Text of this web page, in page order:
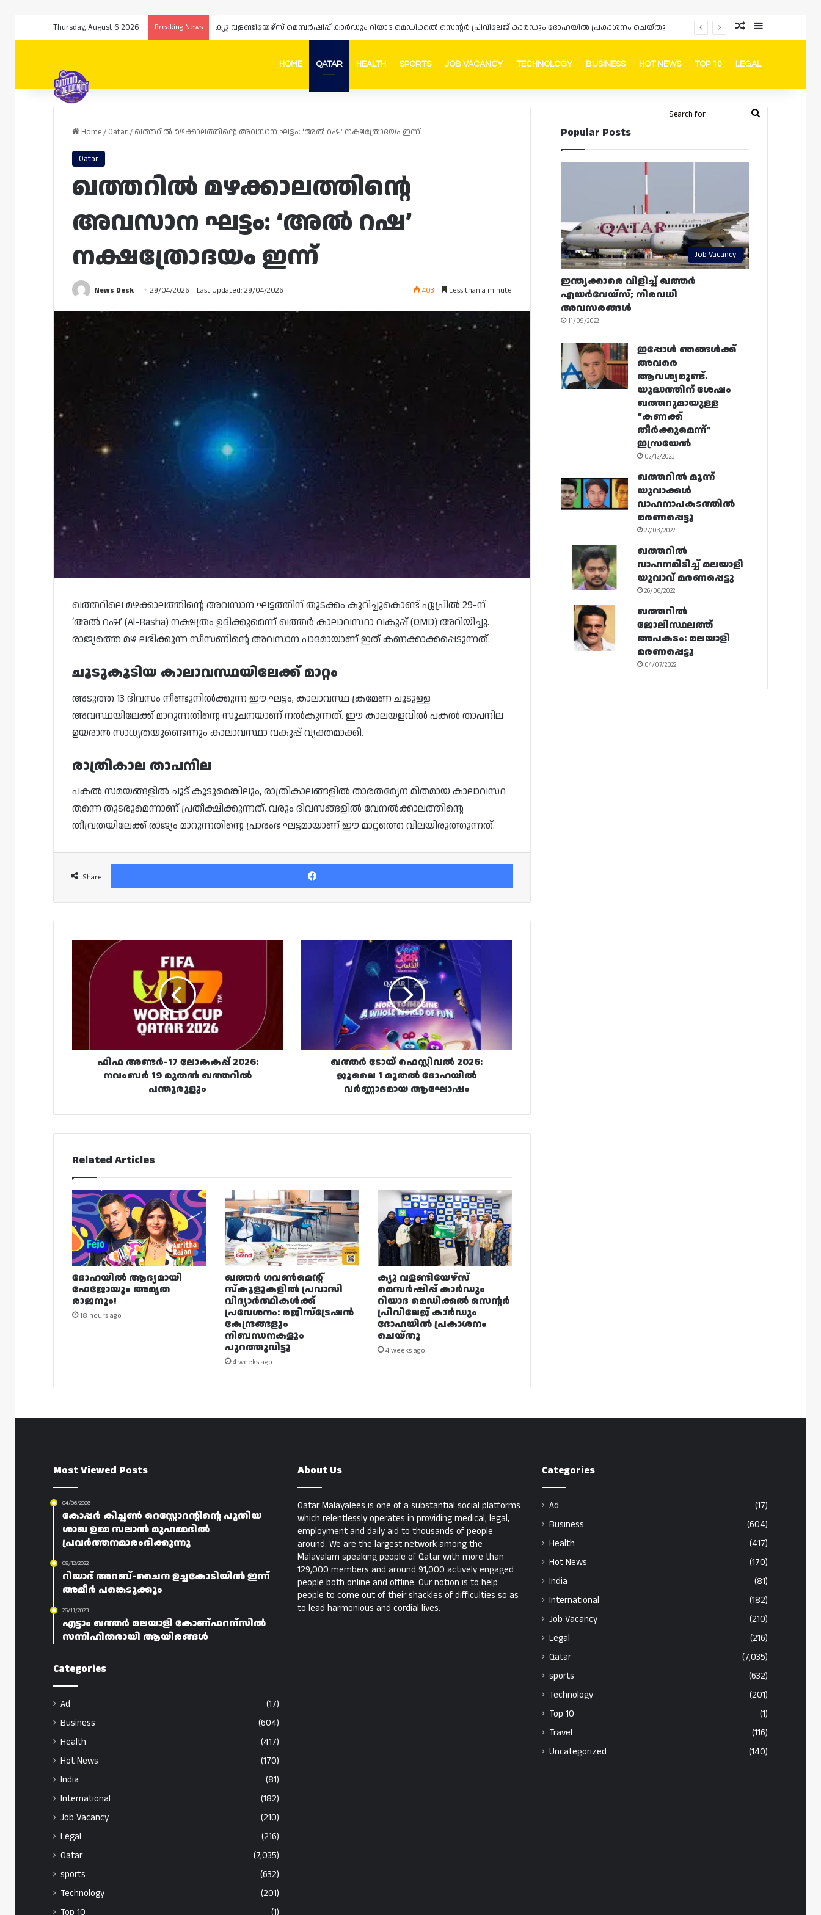
Thursday, August 6 2026 Breaking News ക്യു വളണ്ടിയേഴ്‌സ് മെമ്പർഷിപ്പ് കാർഡും റിയാദ മെഡിക്കൽ സെന്റർ പ്രിവിലേജ് കാർഡും ദോഹയിൽ പ്രകാശനം ചെയ്തു Random Article
Sidebar
HOME QATAR HEALTH SPORTS JOB VACANCY TECHNOLOGY BUSINESS HOT NEWS TOP 10 LEGAL
FacebookInstagram
Telegram
Whatsapp Random Article
Switch skin
Search
Home/ Qatar/ ഖത്തറിൽ മഴക്കാലത്തിന്റെ അവസാന ഘട്ടം: ‘അൽ റഷ’ നക്ഷത്രോദയം ഇന്ന്
Qatar
ഖത്തറിൽ മഴക്കാലത്തിന്റെ
അവസാന ഘട്ടം: ‘അൽ റഷ’
നക്ഷത്രോദയം ഇന്ന്
News Desk 29/04/2026 Last Updated: 29/04/2026 403 Less than a minute
ഖത്തറിലെ മഴക്കാലത്തിന്റെ അവസാന ഘട്ടത്തിന് തുടക്കം കുറിച്ചുകൊണ്ട് ഏപ്രിൽ 29-ന്
‘അൽ റഷ’ (Al-Rasha) നക്ഷത്രം ഉദിക്കുമെന്ന് ഖത്തർ കാലാവസ്ഥാ വകുപ്പ് (QMD) അറിയിച്ചു.
രാജ്യത്തെ മഴ ലഭിക്കുന്ന സീസണിന്റെ അവസാന പാദമായാണ് ഇത് കണക്കാക്കപ്പെടുന്നത്.
ചൂടുകൂടിയ കാലാവസ്ഥയിലേക്ക് മാറ്റം
അടുത്ത 13 ദിവസം നീണ്ടുനിൽക്കുന്ന ഈ ഘട്ടം, കാലാവസ്ഥ ക്രമേണ ചൂടുള്ള
അവസ്ഥയിലേക്ക് മാറുന്നതിന്റെ സൂചനയാണ് നൽകുന്നത്. ഈ കാലയളവിൽ പകൽ താപനില
ഉയരാൻ സാധ്യതയുണ്ടെന്നും കാലാവസ്ഥാ വകുപ്പ് വ്യക്തമാക്കി.
രാത്രികാല താപനില
പകൽ സമയങ്ങളിൽ ചൂട് കൂടുമെങ്കിലും, രാത്രികാലങ്ങളിൽ താരതമ്യേന മിതമായ കാലാവസ്ഥ
തന്നെ തുടരുമെന്നാണ് പ്രതീക്ഷിക്കുന്നത്. വരും ദിവസങ്ങളിൽ വേനൽക്കാലത്തിന്റെ
തീവ്രതയിലേക്ക് രാജ്യം മാറുന്നതിന്റെ പ്രാരംഭ ഘട്ടമായാണ് ഈ മാറ്റത്തെ വിലയിരുത്തുന്നത്.
Share
Facebook
അണ്ടർ-17
ലോകകപ്പ്
2026:
പന്തുരുളും
ഫിഫ അണ്ടർ-17 ലോകകപ്പ് 2026:
നവംബർ 19 മുതൽ ഖത്തറിൽ
പന്തുരുളും
ദോഹയിൽ
വർണ്ണാഭമായ
ആഘോഷംഖത്തർ ടോയ് ഫെസ്റ്റിവൽ 2026:
ജൂലൈ 1 മുതൽ ദോഹയിൽ
വർണ്ണാഭമായ ആഘോഷം
Related Articles
ദോഹയിൽ ആദ്യമായി
ഫേജോയും അമൃത
രാജനും!
18 hours ago
ഖത്തർ ഗവൺമെന്റ്
സ്കൂളുകളിൽ പ്രവാസി
വിദ്യാർത്ഥികൾക്ക്
പ്രവേശനം: രജിസ്ട്രേഷൻ
കേന്ദ്രങ്ങളും
നിബന്ധനകളും
പുറത്തുവിട്ടു
4 weeks ago
ക്യു വളണ്ടിയേഴ്‌സ്
മെമ്പർഷിപ്പ് കാർഡും
റിയാദ മെഡിക്കൽ സെന്റർ
പ്രിവിലേജ് കാർഡും
ദോഹയിൽ പ്രകാശനം
ചെയ്തു
4 weeks ago
Popular Posts
Job Vacancy
ഇന്ത്യക്കാരെ വിളിച്ച് ഖത്തർ
എയർവേയ്‌സ്; നിരവധി
അവസരങ്ങൾ
11/09/2022
ഇപ്പോൾ ഞങ്ങൾക്ക്
അവരെ
ആവശ്യമുണ്ട്.
യുദ്ധത്തിന് ശേഷം
ഖത്തറുമായുള്ള
“കണക്ക്
തീർക്കുമെന്ന്”
ഇസ്രയേൽ
02/12/2023
ഖത്തറിൽ മൂന്ന്
യുവാക്കൾ
വാഹനാപകടത്തിൽ
മരണപ്പെട്ടു
27/03/2022
ഖത്തറിൽ
വാഹനമിടിച്ച് മലയാളി
യുവാവ് മരണപ്പെട്ടു
26/06/2022
ഖത്തറിൽ
ജോലിസ്ഥലത്ത്
അപകടം: മലയാളി
മരണപ്പെട്ടു
04/07/2022
Most Viewed Posts
04/06/2026
കോപ്പർ കിച്ചൺ റെസ്റ്റോറന്റിന്റെ പുതിയ
ശാഖ ഉമ്മ സലാൽ മുഹമ്മദിൽ
പ്രവർത്തനമാരംഭിക്കുന്നു
09/12/2022
റിയാദ് അറബ്-ചൈന ഉച്ചകോടിയിൽ ഇന്ന്
അമീർ പങ്കെടുക്കും
26/11/2023
എട്ടാം ഖത്തർ മലയാളി കോണ്ഫറന്സിൽ
സന്നിഹിതരായി ആയിരങ്ങൾ
Categories
Ad
(17)
Business
(604)
Health
(417)
Hot News
(170)
India
(81)
International
(182)
Job Vacancy
(210)
Legal
(216)
Qatar
(7,035)
sports
(632)
Technology
(201)
Top 10
(1)
About Us
Qatar Malayalees is one of a substantial social platforms
which relentlessly operates in providing medical, legal,
employment and daily aid to thousands of people
around. We are the largest network among the
Malayalam speaking people of Qatar with more than
129,000 members and around 91,000 actively engaged
people both online and offline. Our notion is to help
people to come out of their shackles of difficulties so as
to lead harmonious and cordial lives.
Categories
Ad
(17)
Business
(604)
Health
(417)
Hot News
(170)
India
(81)
International
(182)
Job Vacancy
(210)
Legal
(216)
Qatar
(7,035)
sports
(632)
Technology
(201)
Top 10
(1)
Travel
(116)
Uncategorized
(140)